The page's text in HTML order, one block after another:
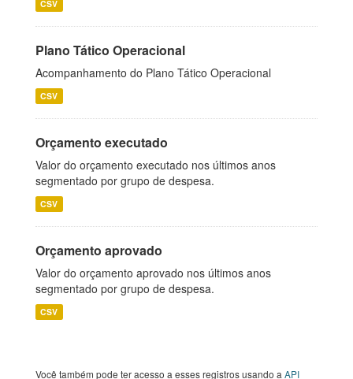
CSV
Plano Tático Operacional
Acompanhamento do Plano Tático Operacional
CSV
Orçamento executado
Valor do orçamento executado nos últimos anos
segmentado por grupo de despesa.
CSV
Orçamento aprovado
Valor do orçamento aprovado nos últimos anos
segmentado por grupo de despesa.
CSV
Você também pode ter acesso a esses registros usando a API